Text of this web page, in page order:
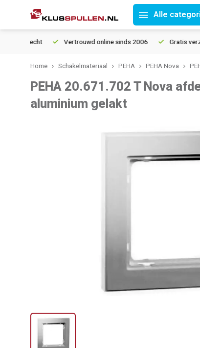
Alle
Vertrouwd online sinds 2006 Gratis
Home Schakelmateriaal PEHA PEHA Nova
PEHA 20.671.702 T Nova
aluminium gelakt